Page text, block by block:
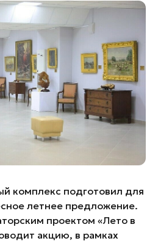
Войти
территории
комплекс подготовил для
летнее предложение.
проектом «Лето в
акцию, в рамках